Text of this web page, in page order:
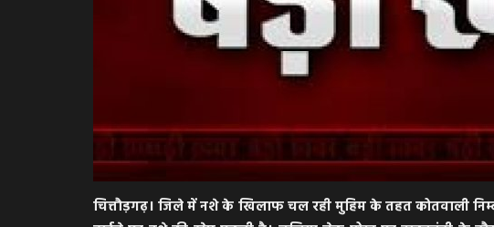
चित्तौड़गढ़। जिले में नशे के खिलाफ चल रही मुहिम के तहत कोतवाली